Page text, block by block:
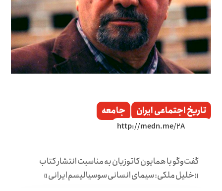
تاریخ اجتماعی ایران جامعه
گفت‌وگو با همایون کاتوزیان به مناسبت انتشار کتاب
«خلیل ملکی: سیمای انسانی سوسیالیسم ایرانی»